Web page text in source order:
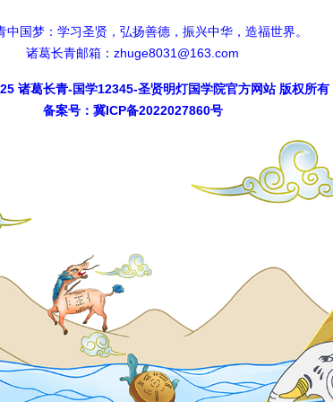
中国梦：学习圣贤，弘扬善德，振兴中华，造福世界。
诸葛长青邮箱：zhuge8031@163.com
诸葛长青-国学12345-圣贤明灯国学院官方网站版权所有
备案号： 冀ICP备2022027860号